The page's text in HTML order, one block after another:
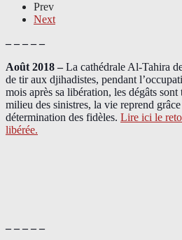
Prev
Next
– – – – –
Août 2018–La cathédrale Al-Tahira
de tir aux djihadistes, pendant
mois après sa libération, les dégâts
milieu des sinistres, la vie reprend
détermination des fidèles. Lire ici le
libérée.
– – – – –